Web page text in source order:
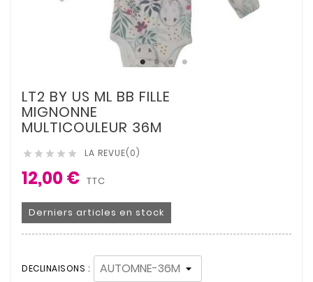
LT2 BY US ML BB FILLE
MIGNONNE
MULTICOULEUR 36M
     LA REVUE(0)
12,00 € TTC
Derniers articles en stock
DECLINAISONS :